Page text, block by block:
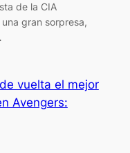
de la CIA
gran sorpresa,